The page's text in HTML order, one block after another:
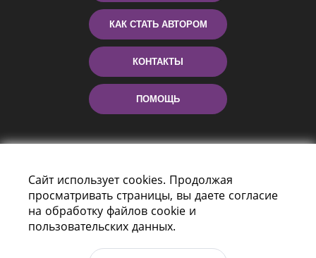
КАК СТАТЬ АВТОРОМ
КОНТАКТЫ
ПОМОЩЬ
Пр-т Независимости 116
г. Минск, Республика Беларусь, 220114
Сайт использует cookies. Продолжая
просматривать страницы, вы даете согласие
на обработку файлов cookie и
пользовательских данных.